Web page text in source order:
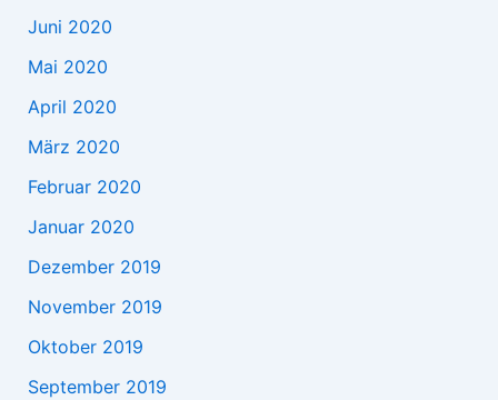
Juni 2020
Mai 2020
April 2020
März 2020
Februar 2020
Januar 2020
Dezember 2019
November 2019
Oktober 2019
September 2019